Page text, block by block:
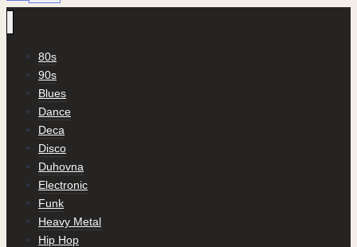
80s
90s
Blues
Dance
Deca
Disco
Duhovna
Electronic
Funk
Heavy Metal
Hip Hop